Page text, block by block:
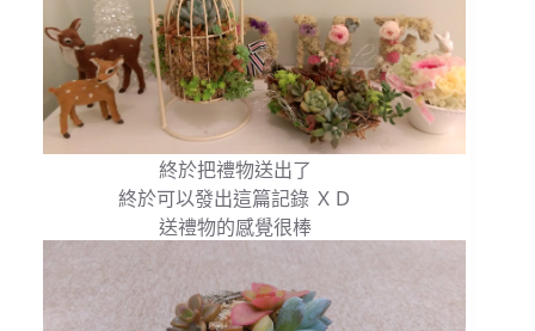
終於把禮物送出了
終於可以發出這篇記錄 ＸＤ
送禮物的感覺很棒